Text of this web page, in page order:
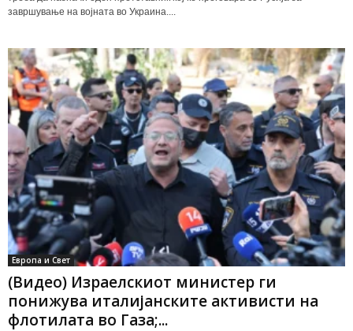
завршување на војната во Украина....
Европа и Свет
(Видео) Израелскиот министер ги
понижува италијанските активисти на
флотилата во Газа;...